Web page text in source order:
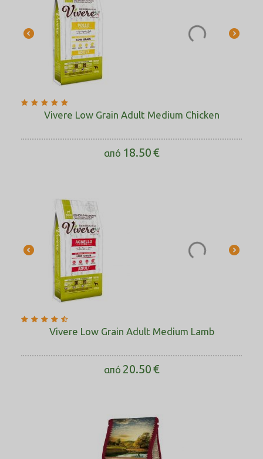
Vivere Low Grain Adult Medium Chicken
από 18.50€
Vivere Low Grain Adult Medium Lamb
από 20.50€